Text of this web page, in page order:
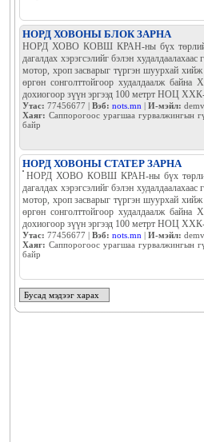
Утас:77456677 |Вэб: nots.mn|И-мэйл:
Хаяг:Саппорогоос урагшаа гурвалжингын
байр
НОРД ХОВОНЫ БЛОК ЗАРНА
НОРД ХОВО КОВШ КРАН-ны бүх
хөдөлгүүрийн эд анги, дагалдах
найдвартай үйлдвэрээс нь нийлүүлж
гүйцэтгэнэ. Хүнд даацын машины бүх
зүүн эргээд 100 метрт НОЦ ХХК-н байр
Утас:77456677 |Вэб: nots.mn|И-мэйл:
Хаяг:Саппорогоос урагшаа гурвалжингын
байр
НОРД ХОВОНЫ СТАТЕР ЗАРНА
НОРД ХОВО КОВШ
хөдөлгүүрийн эд анги,
зүүн эргээд 100 метрт НОЦ ХХК-н байр